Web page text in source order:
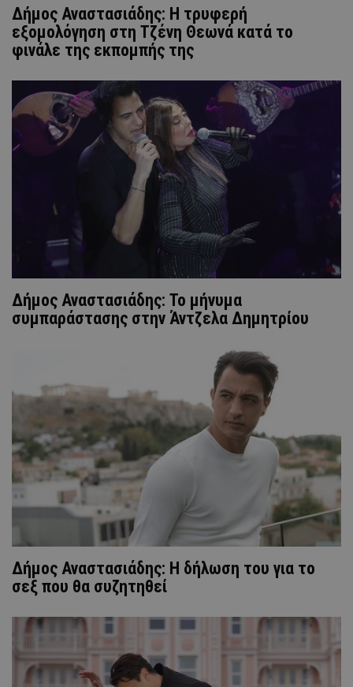
Δήμος Αναστασιάδης: Η τρυφερή
εξομολόγηση στη Τζένη Θεωνά κατά το
φινάλε της εκπομπής της
Δήμος Αναστασιάδης: Το μήνυμα
συμπαράστασης στην Άντζελα Δημητρίου
Δήμος Αναστασιάδης: Η δήλωση του για το
σεξ που θα συζητηθεί